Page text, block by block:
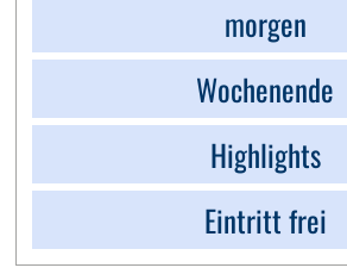
morgen
Wochenende
Highlights
Eintritt frei